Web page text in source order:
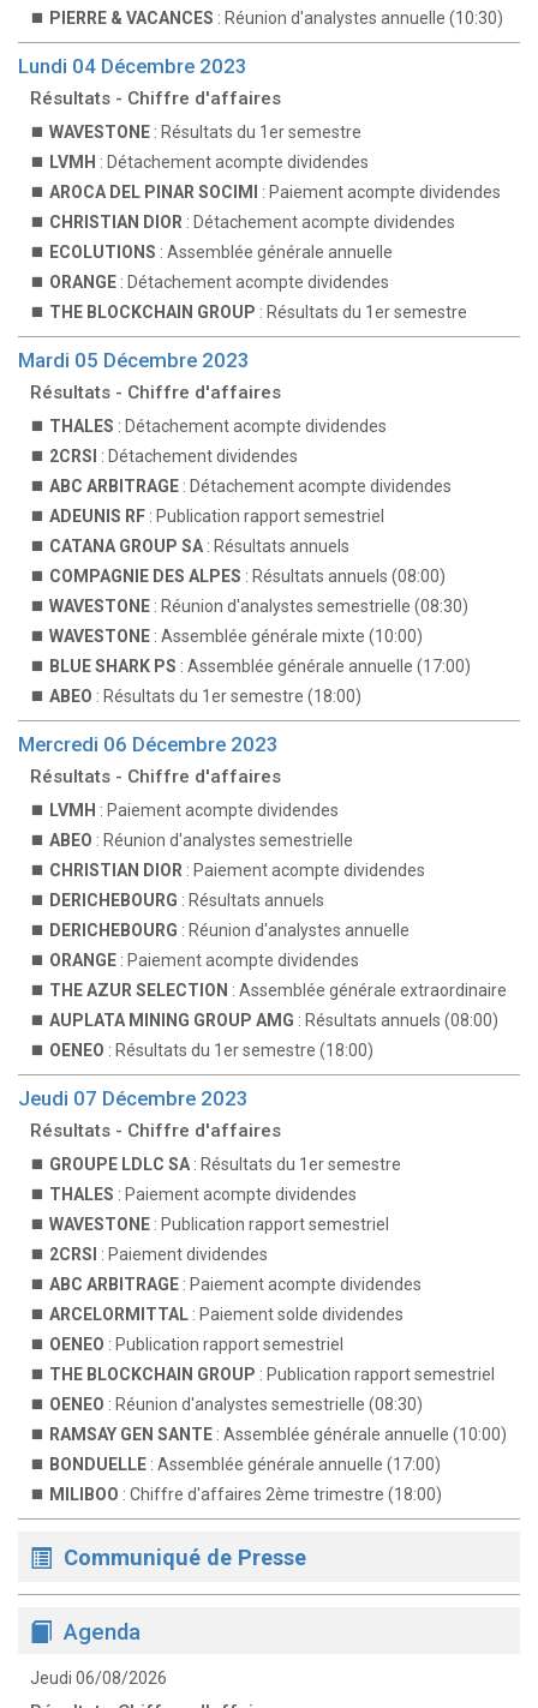
PIERRE & VACANCES : Réunion d'analystes annuelle (10:30)
Lundi 04 Décembre 2023
Résultats - Chiffre d'affaires
WAVESTONE : Résultats du 1er semestre
LVMH : Détachement acompte dividendes
AROCA DEL PINAR SOCIMI
: Paiement acompte dividendes
CHRISTIAN DIOR : Détachement acompte dividendes
ECOLUTIONS : Assemblée générale annuelle
ORANGE : Détachement acompte dividendes
THE BLOCKCHAIN GROUP : Résultats du 1er semestre
Mardi 05 Décembre 2023
Résultats - Chiffre d'affaires
THALES : Détachement acompte dividendes
2CRSI : Détachement dividendes
ABC ARBITRAGE : Détachement acompte dividendes
ADEUNIS RF : Publication rapport semestriel
CATANA GROUP SA : Résultats annuels
COMPAGNIE DES ALPES : Résultats annuels (08:00)
WAVESTONE : Réunion d'analystes semestrielle (08:30)
WAVESTONE : Assemblée générale mixte (10:00)
BLUE SHARK PS : Assemblée générale annuelle (17:00)
ABEO : Résultats du 1er semestre (18:00)
Mercredi 06 Décembre 2023
Résultats - Chiffre d'affaires
LVMH : Paiement acompte dividendes
ABEO : Réunion d'analystes semestrielle
CHRISTIAN DIOR : Paiement acompte dividendes
DERICHEBOURG : Résultats annuels
DERICHEBOURG : Réunion d'analystes annuelle
ORANGE : Paiement acompte dividendes
THE AZUR SELECTION : Assemblée générale extraordinaire
AUPLATA MINING GROUP AMG : Résultats annuels (08:00)
OENEO : Résultats du 1er semestre (18:00)
Jeudi 07 Décembre 2023
Résultats - Chiffre d'affaires
GROUPE LDLC SA : Résultats du 1er semestre
THALES : Paiement acompte dividendes
WAVESTONE : Publication rapport semestriel
2CRSI : Paiement dividendes
ABC ARBITRAGE : Paiement acompte dividendes
ARCELORMITTAL : Paiement solde dividendes
OENEO : Publication rapport semestriel
THE BLOCKCHAIN GROUP : Publication rapport semestriel
OENEO : Réunion d'analystes semestrielle (08:30)
RAMSAY GEN SANTE : Assemblée générale annuelle (10:00)
BONDUELLE : Assemblée générale annuelle (17:00)
MILIBOO : Chiffre d'affaires 2ème trimestre (18:00)
Communiqué de Presse
Agenda
Jeudi 06/08/2026